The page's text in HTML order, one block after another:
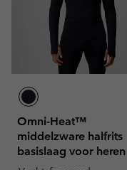
Omni-Heat™
middelzware halfrits
basislaag voor heren